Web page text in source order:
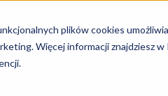
plików cookies
Więcej informacji znajdziesz w